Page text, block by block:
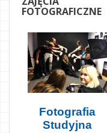
FOTOGRAFICZNE
Fotografia
Studyjna